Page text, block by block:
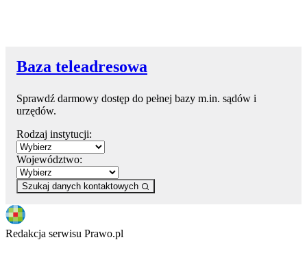
Baza teleadresowa
Sprawdź darmowy dostęp do pełnej bazy m.in. sądów i
urzędów.
Rodzaj instytucji:
Województwo:
Szukaj danych kontaktowych
Redakcja serwisu Prawo.pl